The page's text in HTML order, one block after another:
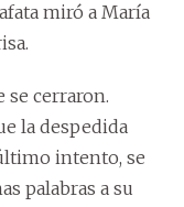
miró a María
se cerraron.
la despedida
intento, se
palabras a su